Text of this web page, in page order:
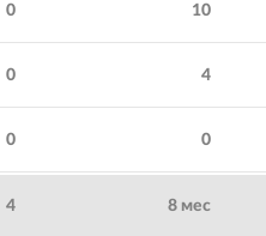
0 10
0 4
0 0
4 8 мес